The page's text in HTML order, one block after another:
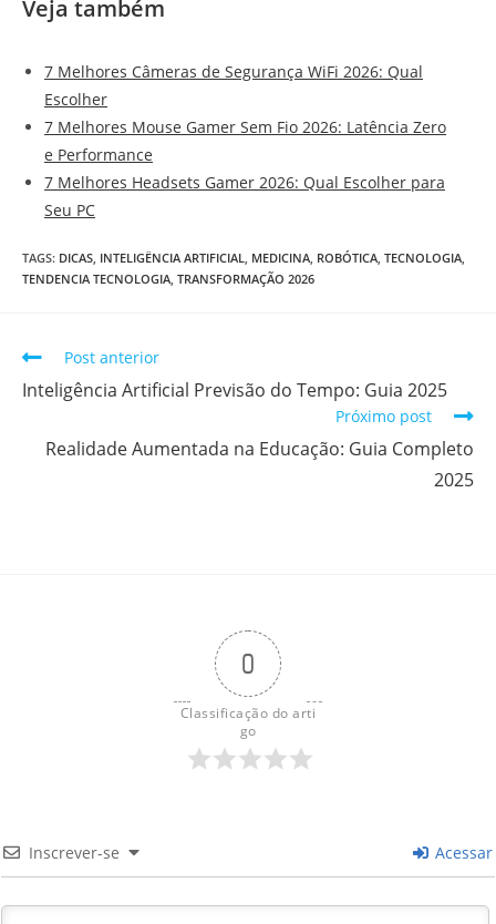
Veja também
7 Melhores Câmeras de Segurança WiFi 2026: Qual
Escolher
7 Melhores Mouse Gamer Sem Fio 2026: Latência Zero
e Performance
7 Melhores Headsets Gamer 2026: Qual Escolher para
Seu PC
TAGS: DICAS INTELIGËNCIA ARTIFICIAL MEDICINA ROBÓTICA TECNOLOGIA
TENDENCIA TECNOLOGIA TRANSFORMAÇÃO 2026
Post anterior
Inteligência Artificial Previsão do Tempo: Guia 2025
Próximo post
Realidade Aumentada na Educação: Guia Completo
2025
0
Classificação do arti
go
Inscrever-se Acessar